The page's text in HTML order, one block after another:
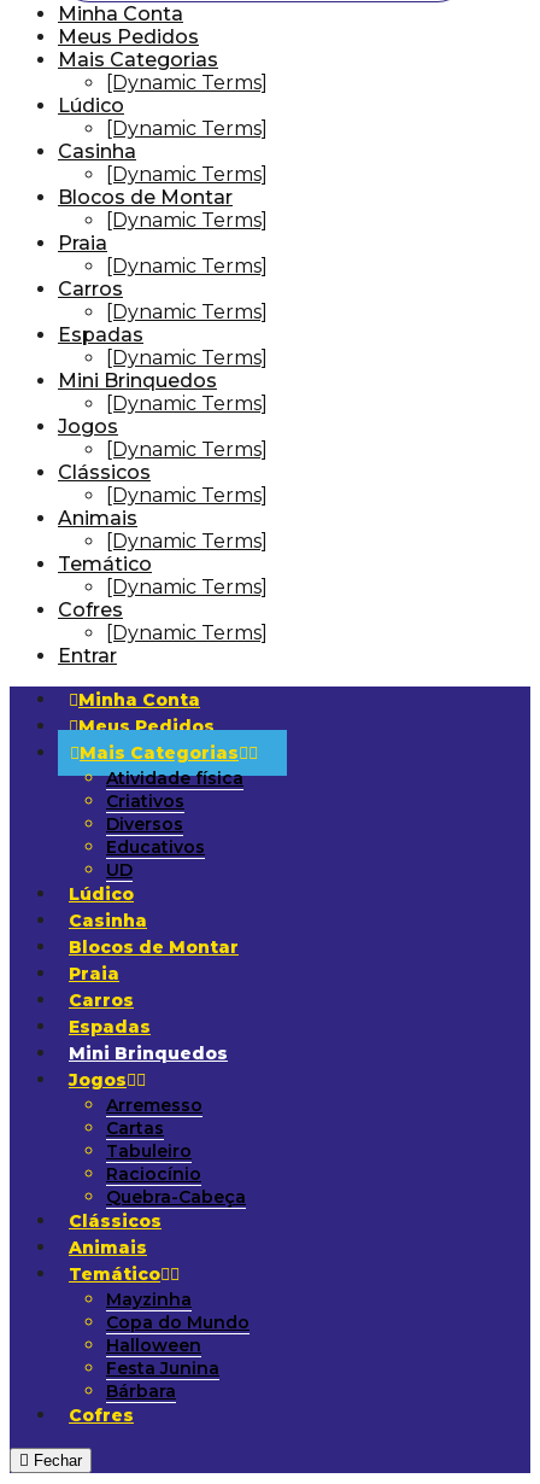
Minha Conta
Meus Pedidos
Mais Categorias
[Dynamic Terms]
Lúdico
[Dynamic Terms]
Casinha
[Dynamic Terms]
Blocos de Montar
[Dynamic Terms]
Praia
[Dynamic Terms]
Carros
[Dynamic Terms]
Espadas
[Dynamic Terms]
Mini Brinquedos
[Dynamic Terms]
Jogos
[Dynamic Terms]
Clássicos
[Dynamic Terms]
Animais
[Dynamic Terms]
Temático
[Dynamic Terms]
Cofres
[Dynamic Terms]
Entrar
Minha Conta
Meus Pedidos
Mais Categorias
Atividade física
Criativos
Diversos
Educativos
UD
Lúdico
Casinha
Blocos de Montar
Praia
Carros
Espadas
Mini Brinquedos
Jogos
Arremesso
Cartas
Tabuleiro
Raciocínio
Quebra-Cabeça
Clássicos
Animais
Temático
Mayzinha
Copa do Mundo
Halloween
Festa Junina
Bárbara
Cofres
Fechar